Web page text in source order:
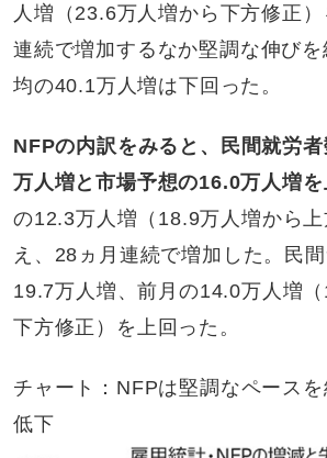
人増（23.6万人増から下方修正
連続で増加するなか堅調な伸び
均の40.1万人増は下回った。
NFPの内訳をみると、民間就労
万人増と市場予想の16.0万人増を
の12.3万人増（18.9万人増から上
え、28ヵ月連続で増加した。民
19.7万人増、前月の14.0万人増
下方修正）を上回った。
チャート：NFPは堅調なペース
低下